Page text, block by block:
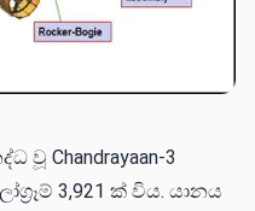
Chandrayaan-3
3,921 ක් විය. යානය